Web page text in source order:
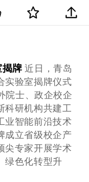
牌 近日，青岛
实验室揭牌仪式
院士、政企校企
科研机构共建工
业智能前沿技术
成立省级校企产
尖专家开展学术
绿色化转型升